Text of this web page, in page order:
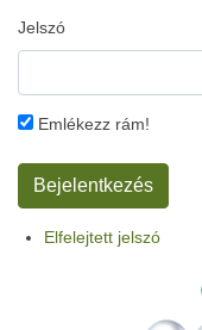
Jelszó
Emlékezz rám!
Elfelejtett jelszó